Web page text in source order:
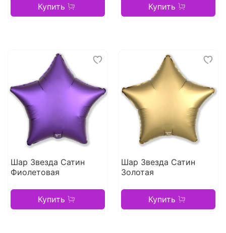
Купить Купить
Шар Звезда Сатин
Фиолетовая
Купить
Шар Звезда Сатин
Золотая
Купить